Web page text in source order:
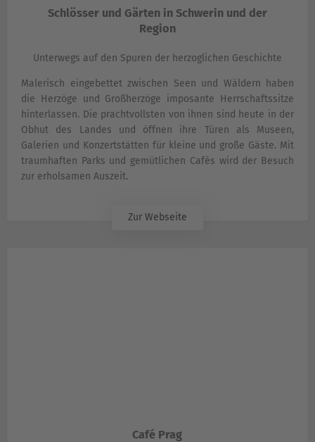
Schlösser und Gärten in Schwerin und der
Region
Unterwegs auf den Spuren der herzoglichen Geschichte
Malerisch eingebettet zwischen Seen und Wäldern haben
die Herzöge und Großherzöge imposante Herrschaftssitze
hinterlassen. Die prachtvollsten von ihnen sind heute in der
Obhut des Landes und öffnen ihre Türen als Museen,
Galerien und Konzertstätten für kleine und große Gäste. Mit
traumhaften Parks und gemütlichen Cafés wird der Besuch
zur erholsamen Auszeit.
Zur Webseite
Café Prag